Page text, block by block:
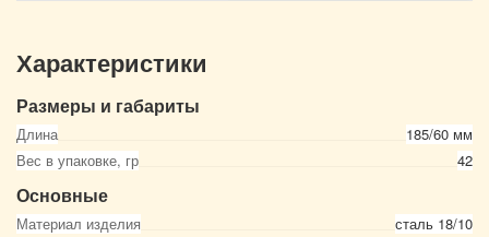
Характеристики
Размеры и габариты
Длина
185/60 мм
Вес в упаковке, гр
42
Основные
Материал изделия сталь 18/10